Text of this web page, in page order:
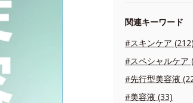
関連キーワード
#スキンケア (212)
#スペシャルケア
#先行型美容液
#美容液 (33)